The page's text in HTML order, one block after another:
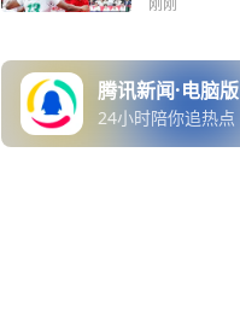
刚刚
腾讯新闻·电脑版
24小时陪你追热点